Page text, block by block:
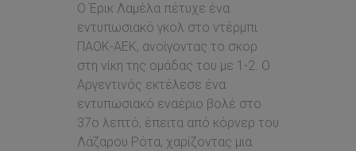
Ο Έρικ Λαμέλα πέτυχε ένα
εντυπωσιακό γκολ στο ντέρμπι
ΠΑΟΚ-ΑΕΚ, ανοίγοντας το σκορ
στη νίκη της ομάδας του με 1-2. Ο
Αργεντινός εκτέλεσε ένα
εντυπωσιακό εναέριο βολέ στο
37ο λεπτό, έπειτα από κόρνερ του
Λάζαρου Ρότα, χαρίζοντας μια